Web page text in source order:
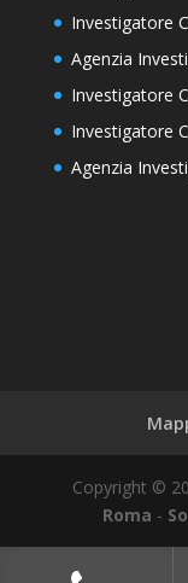
Investigatore
Agenzia
Investigatore
Investigatore
Agenzia
Copyright ©
Roma -